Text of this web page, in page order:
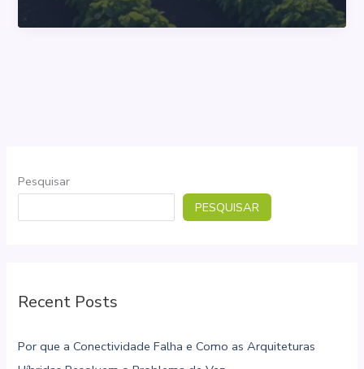
A
Pesquisar
PESQUISAR
Recent Posts
Por que a Conectividade Falha e Como as Arquiteturas